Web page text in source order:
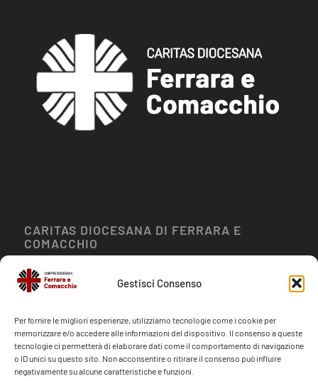
Gestisci Consenso
Per fornire le migliori esperienze, utilizziamo tecnologie come i cookie per
memorizzare e/o accedere alle informazioni del dispositivo. Il consenso a queste
tecnologie ci permetterà di elaborare dati come il comportamento di navigazione
o ID unici su questo sito. Non acconsentire o ritirare il consenso può influire
negativamente su alcune caratteristiche e funzioni.
CARITAS DIOCESANA DI FERRARA E
COMACCHIO
Via Brasavola, 19
Ferrara 44121